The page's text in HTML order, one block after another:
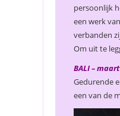
persoonlijk
een werk
verbanden
Om uit te
BALI –
Gedurende
een van de